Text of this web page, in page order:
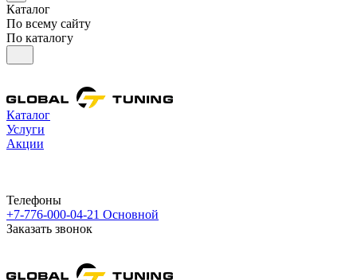
Каталог
По всему сайту
По каталогу
Каталог
Услуги
Акции
Телефоны
+7-776-000-04-21 Основной
Заказать звонок